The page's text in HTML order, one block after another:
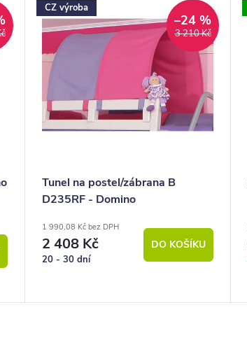
CZ výroba
3 210 Kč
–24 %
Tunel na postel/zábrana B
D235RF - Domino
1 990,08 Kč bez DPH
2 408 Kč
20 - 30 dní
DO KOŠÍKU